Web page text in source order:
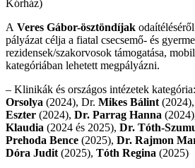
Kórház)
A Veres Gábor-ösztöndíjak
pályázat célja a fiatal csecsemő- és
rezidensek/szakorvosok támogatása,
kategóriában lehetett megpályázni.
– Klinikák és országos intézetek kategória:
Orsolya (2024), Dr. Mikes Bálint (2024),
Eszter (2024), Dr. Parrag Hanna
Klaudia (2024 és 2025), Dr. Tóth-
Prehoda Bence (2025), Dr. Rajmon
Dóra Judit (2025), Tóth Regina (2025)